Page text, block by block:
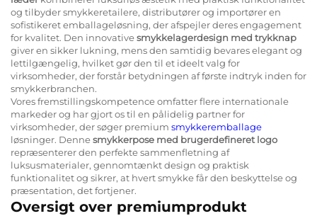
og tilbyder smykkeretailere, distributører og importører en
sofistikeret emballageløsning, der afspejler deres engagement
for kvalitet. Den innovativesmykkelagerdesign med trykknap
giver en sikker lukning, mens den samtidig bevares elegant og
lettilgængelig, hvilket gør den til et ideelt valg for
virksomheder, der forstår betydningen af første indtryk inden for
smykkerbranchen.
Vores fremstillingskompetence omfatter flere internationale
markeder og har gjort os til en pålidelig partner for
virksomheder, der søger premium smykkeremballage
løsninger. Dennesmykkerpose med brugerdefineret logo
repræsenterer den perfekte sammenfletning af
luksusmaterialer, gennomtænkt design og praktisk
funktionalitet og sikrer, at hvert smykke får den beskyttelse og
præsentation, det fortjener.
Oversigt over premiumprodukt